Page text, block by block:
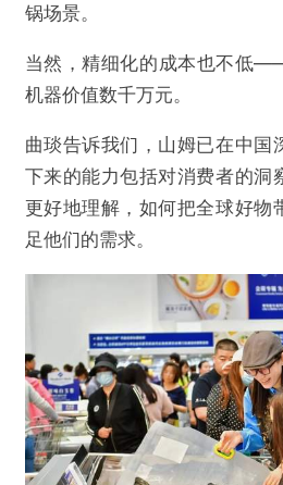
锅场景。
当然，精细化的成本也不低
机器价值数千万元。
曲琰告诉我们，山姆已在中国
下来的能力包括对消费者的洞
更好地理解，如何把全球好物
足他们的需求。